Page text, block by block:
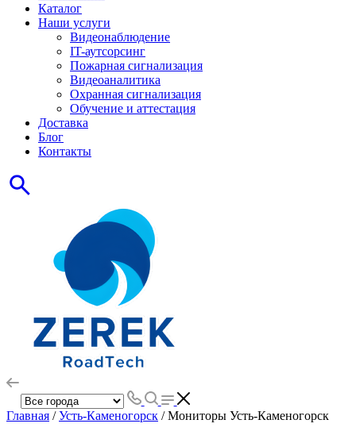
Каталог
Наши услуги
Видеонаблюдение
IT-аутсорсинг
Пожарная сигнализация
Видеоаналитика
Охранная сигнализация
Обучение и аттестация
Доставка
Блог
Контакты
Главная /Усть-Каменогорск / Мониторы Усть-Каменогорск